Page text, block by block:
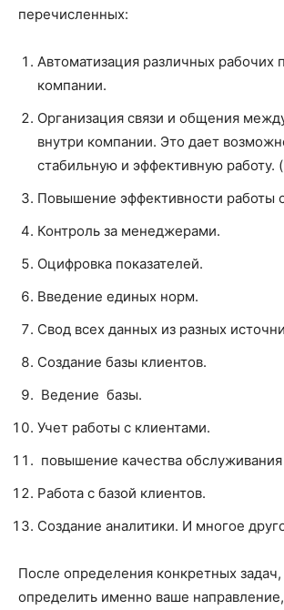
перечисленных:
Автоматизация различных рабочих
компании.
Организация связи и общения
внутри компании. Это дает
стабильную и эффективную работу. (
Повышение эффективности работы
Контроль за менеджерами.
Оцифровка показателей.
Введение единых норм.
Свод всех данных из разных
Создание базы клиентов.
Ведение базы.
Учет работы с клиентами.
повышение качества обслуживания
Работа с базой клиентов.
Создание аналитики. И многое
После определения конкретных
определить именно ваше